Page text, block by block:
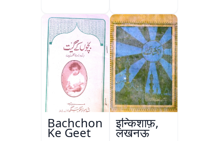
Bachchon
Ke Geet
इन्किशाफ़,
लखनऊ